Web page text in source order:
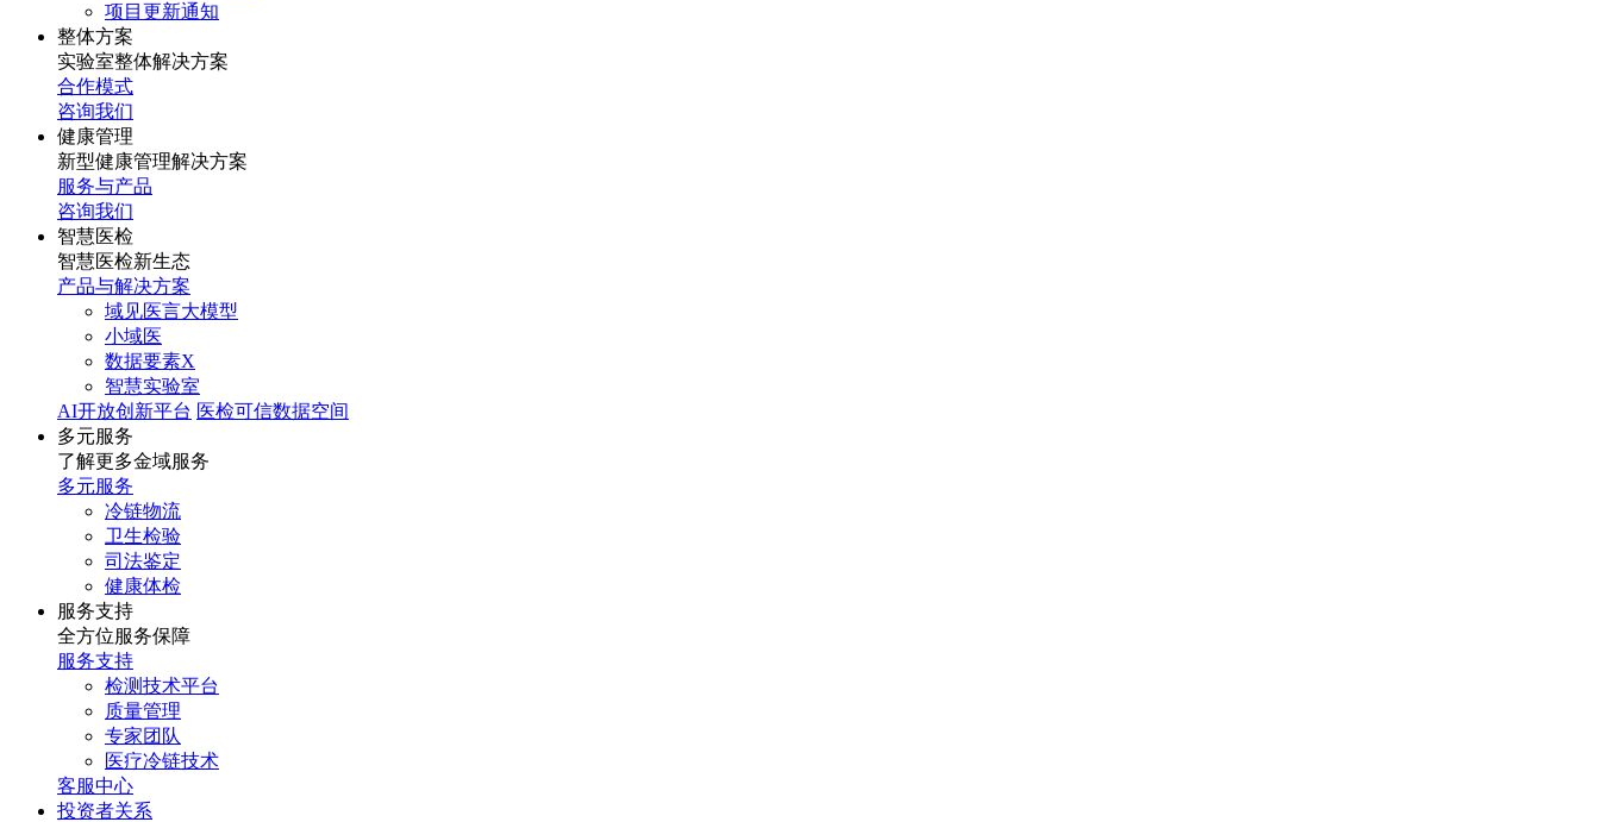
项目更新通知
整体方案
实验室整体解决方案
合作模式
咨询我们
健康管理
新型健康管理解决方案
服务与产品
咨询我们
智慧医检
智慧医检新生态
产品与解决方案
域见医言大模型
小域医
数据要素X
智慧实验室
AI开放创新平台 医检可信数据空间
多元服务
了解更多金域服务
多元服务
冷链物流
卫生检验
司法鉴定
健康体检
服务支持
全方位服务保障
服务支持
检测技术平台
质量管理
专家团队
医疗冷链技术
客服中心
投资者关系